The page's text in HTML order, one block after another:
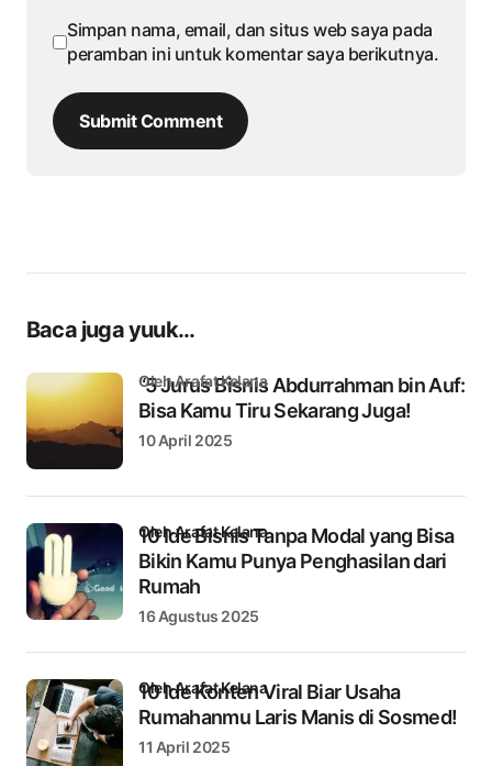
Simpan nama, email, dan situs web saya pada
peramban ini untuk komentar saya berikutnya.
Submit Comment
Baca juga yuuk...
“5 Jurus Bisnis Abdurrahman bin Auf:
Bisa Kamu Tiru Sekarang Juga!
oleh Arafat Kelana
10 April 2025
10 Ide Bisnis Tanpa Modal yang Bisa
Bikin Kamu Punya Penghasilan dari
Rumah
oleh Arafat Kelana
16 Agustus 2025
10 Ide Konten Viral Biar Usaha
Rumahanmu Laris Manis di Sosmed!
oleh Arafat Kelana
11 April 2025